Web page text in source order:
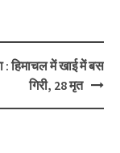
: हिमाचल में खाई में बस
गिरी, 28 मृत